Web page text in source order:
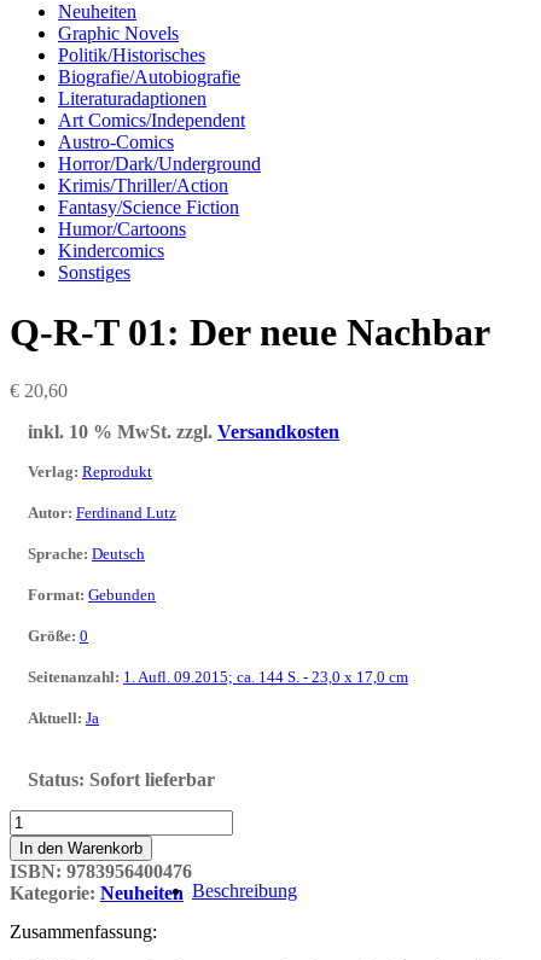
Neuheiten
Graphic Novels
Politik/Historisches
Biografie/Autobiografie
Literaturadaptionen
Art Comics/Independent
Austro-Comics
Horror/Dark/Underground
Krimis/Thriller/Action
Fantasy/Science Fiction
Humor/Cartoons
Kindercomics
Sonstiges
Q-R-T 01: Der neue Nachbar
€ 20,60
inkl. 10 % MwSt. zzgl. Versandkosten
Verlag: Reprodukt
Autor: Ferdinand Lutz
Sprache: Deutsch
Format: Gebunden
Größe: 0
Seitenanzahl: 1. Aufl. 09.2015; ca. 144 S. - 23,0 x 17,0 cm
Aktuell: Ja
Status: Sofort lieferbar
Q-
R-
T
01:
Der
neue
In den Warenkorb
ISBN: 9783956400476
Kategorie: Neuheiten Beschreibung
Zusammenfassung: